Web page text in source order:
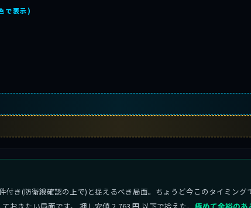
で表示)
付き(防衛線確認の上で)と捉えるべき局面。ちょうど今このタイミン